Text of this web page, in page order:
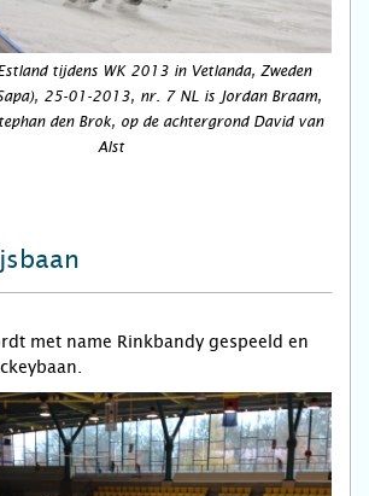
tijdens WK 2013 in Vetlanda, Zweden
25-01-2013, nr. 7 NL is Jordan Braam,
den Brok, op de achtergrond David van
Alst
met name Rinkbandy gespeeld en